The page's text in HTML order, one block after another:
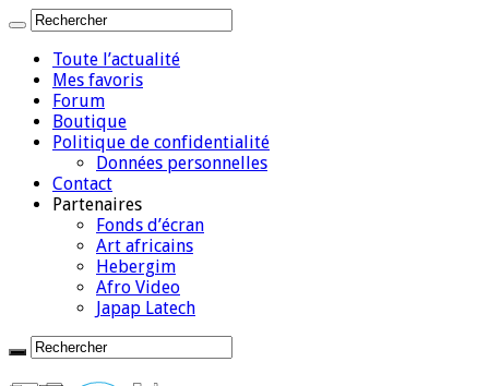
Toute l’actualité
Mes favoris
Forum
Boutique
Politique de confidentialité
Données personnelles
Contact
Partenaires
Fonds d’écran
Art africains
Hebergim
Afro Video
Japap Latech